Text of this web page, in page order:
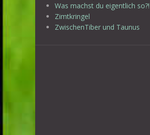
Was machst du eigentlich so?!
Zimtkringel
ZwischenTiber und Taunus